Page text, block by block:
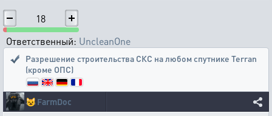
18
Ответственный: UncleanOne
Разрешение строительства СКС на любом спутнике Terran
(кроме ОПС)
😺FarmDoc